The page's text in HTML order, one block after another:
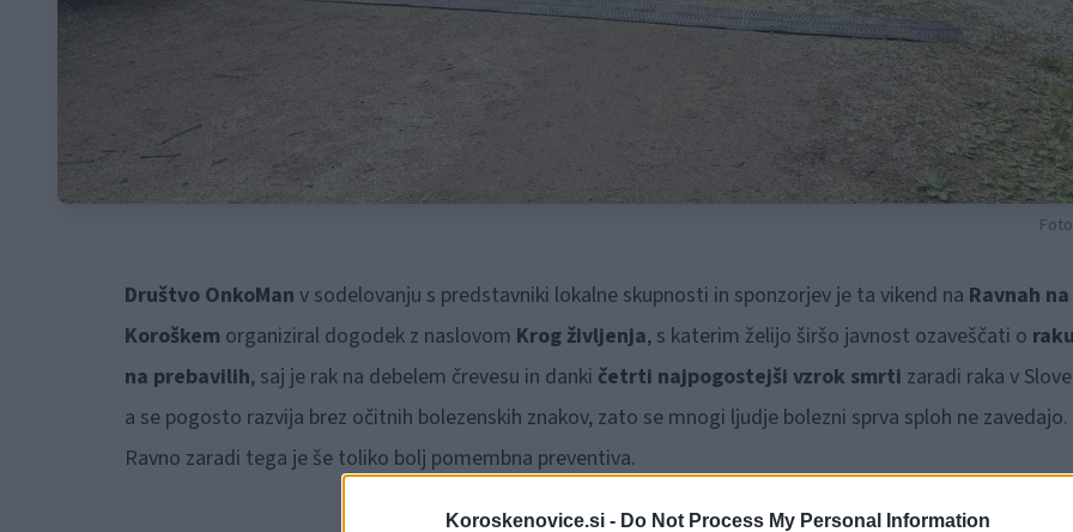
Koroskenovice.si - Do Not Process My Personal Information
Društvo OnkoMan v sodelovanju s predstavniki lokalne skupnosti in sponzorjev je ta vikend na Ravnah na
Koroškem organiziral dogodek z naslovom Krog življenja, s katerim želijo širšo javnost ozaveščati o
na prebavilih, saj je rak na debelem črevesu in danki četrti najpogostejši vzrok smrti zaradi raka v
a se pogosto razvija brez očitnih bolezenskih znakov, zato se mnogi ljudje bolezni sprva sploh ne zavedajo.
Ravno zaradi tega je še toliko bolj pomembna preventiva.